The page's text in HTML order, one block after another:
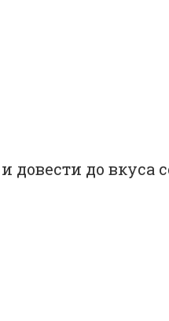
довести до вкуса